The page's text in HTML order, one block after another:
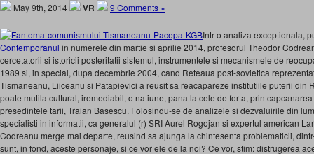
May 9th, 2014 VR 9 Comments »
Intr-o analiza exceptionala,
Contemporanul in numerele din martie si aprilie 2014, profesorul Theodor
cercetatorii si istoricii posteritatii sistemul, instrumentele si mecanismele de
1989 si, in special, dupa decembrie 2004, cand Reteaua post-sovietica
Tismaneanu, Liiceanu si Patapievici a reusit sa reacapareze institutiile puterii din
poate mutila cultural, iremediabil, o natiune, pana la cele de forta, prin
presedintele tarii, Traian Basescu. Folosindu-se de analizele si dezvaluirile din
specialisti in informatii, ca generalul (r) SRI Aurel Rogojan si expertul american
Codreanu merge mai departe, reusind sa ajunga la chintesenta problematicii,
sunt, in fond, aceste personaje, si ce vor ele de la noi? Ce vor, stim: distrugerea